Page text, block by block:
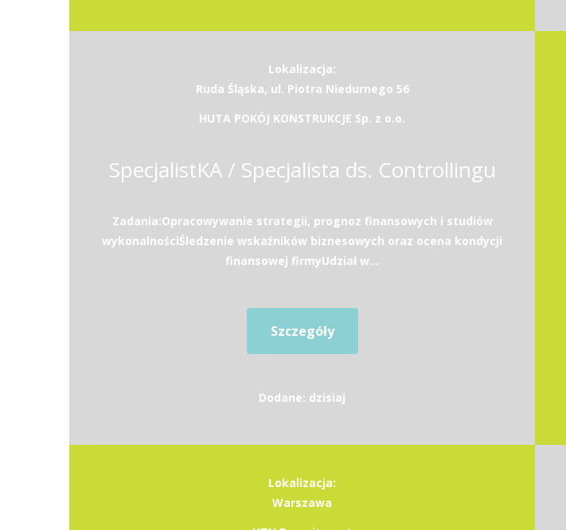
Lokalizacja:
Ruda Śląska, ul. Piotra Niedurnego 56
HUTA POKÓJ KONSTRUKCJE Sp. z o.o.
SpecjalistKA / Specjalista ds. Controllingu
Zadania:Opracowywanie strategii, prognoz finansowych i studiów
wykonalnościŚledzenie wskaźników biznesowych oraz ocena kondycji
finansowej firmyUdział w...
Szczegóły
Dodane: dzisiaj
Lokalizacja:
Warszawa